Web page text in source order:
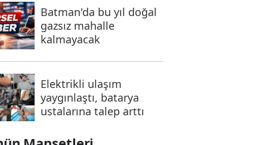
Batman'da bu yıl doğal
gazsız mahalle
kalmayacak
Elektrikli ulaşım
yaygınlaştı, batarya
ustalarına talep arttı